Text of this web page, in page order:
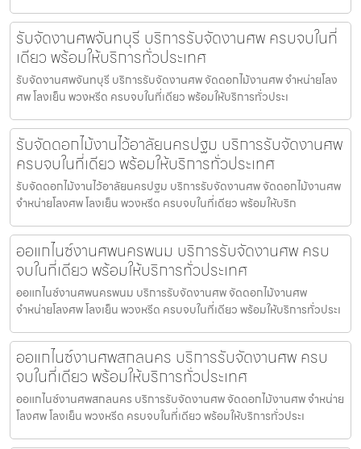
รับจัดงานศพจันทบุรี บริการรับจัดงานศพ ครบจบในที่
เดียว พร้อมให้บริการทั่วประเทศ
รับจัดงานศพจันทบุรี บริการรับจัดงานศพ จัดดอกไม้งานศพ จำหน่ายโลง
ศพ โลงเย็น พวงหรีด ครบจบในที่เดียว พร้อมให้บริการทั่วประเ
รับจัดดอกไม้งานไว้อาลัยนครปฐม บริการรับจัดงานศพ
ครบจบในที่เดียว พร้อมให้บริการทั่วประเทศ
รับจัดดอกไม้งานไว้อาลัยนครปฐม บริการรับจัดงานศพ จัดดอกไม้งานศพ
จำหน่ายโลงศพ โลงเย็น พวงหรีด ครบจบในที่เดียว พร้อมให้บริก
ออแกไนซ์งานศพนครพนม บริการรับจัดงานศพ ครบ
จบในที่เดียว พร้อมให้บริการทั่วประเทศ
ออแกไนซ์งานศพนครพนม บริการรับจัดงานศพ จัดดอกไม้งานศพ
จำหน่ายโลงศพ โลงเย็น พวงหรีด ครบจบในที่เดียว พร้อมให้บริการทั่วประเ
ออแกไนซ์งานศพสกลนคร บริการรับจัดงานศพ ครบ
จบในที่เดียว พร้อมให้บริการทั่วประเทศ
ออแกไนซ์งานศพสกลนคร บริการรับจัดงานศพ จัดดอกไม้งานศพ จำหน่าย
โลงศพ โลงเย็น พวงหรีด ครบจบในที่เดียว พร้อมให้บริการทั่วประเ